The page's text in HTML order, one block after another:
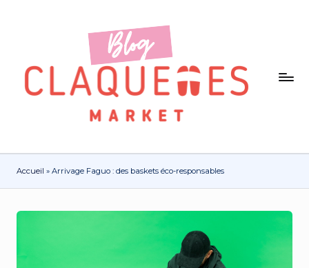
Accueil » Arrivage Faguo : des baskets éco-responsables